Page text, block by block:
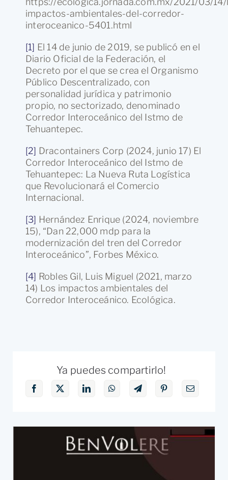
impactos-ambientales-del-corredor-
interoceanico-5401.html
[1] El 14 de junio de 2019, se publicó en el
Diario Oficial de la Federación, el
Decreto por el que se crea el Organismo
Público Descentralizado, con
personalidad jurídica y patrimonio
propio, no sectorizado, denominado
Corredor Interoceánico del Istmo de
Tehuantepec.
[2] Dracontainers Corp (2024, junio 17) El
Corredor Interoceánico del Istmo de
Tehuantepec: La Nueva Ruta Logística
que Revolucionará el Comercio
Internacional.
[3] Hernández Enrique (2024, noviembre
15), “Dan 22,000 mdp para la
modernización del tren del Corredor
Interoceánico”, Forbes México.
[4] Robles Gil, Luis Miguel (2021, marzo
14) Los impactos ambientales del
Corredor Interoceánico. Ecológica.
Ya puedes compartirlo!